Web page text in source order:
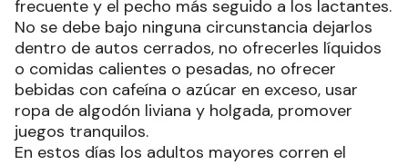
frecuente y el pecho más seguido a los lactantes.
No se debe bajo ninguna circunstancia dejarlos
dentro de autos cerrados, no ofrecerles líquidos
o comidas calientes o pesadas, no ofrecer
bebidas con cafeína o azúcar en exceso, usar
ropa de algodón liviana y holgada, promover
juegos tranquilos.
En estos días los adultos mayores corren el